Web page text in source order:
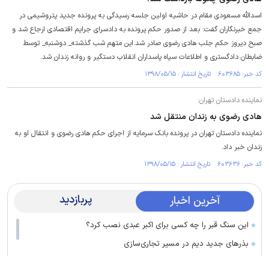
اسدالله مسعودی مقام در حاشیه اولین جلسه رسیدگی به پرونده جدید پتروشیمی در
جمع خبرنگاران گفت: بعد از صدور حکم پرونده به دادسرای جرایم اقتصادی ارجاع شد و
صبح دیروز حکم جلب هادی رضوی صادر شد.این متهم شب گذشته_ دوشنبه_ توسط
ضابطان دادگستری و اطلاعات سپاه پاسداران انقلاب دستگیر و روانه زندان شد.
کد خبر: ۶۰۳۶۸۵ تاریخ انتشار : ۱۳۹۸/۰۵/۱۵
نماینده دادستان تهران:
هادی رضوی به زندان منتقل شد
نماینده دادستان تهران در پرونده بانک سرمایه از اجرای حکم هادی رضوی و انتقال او به
زندان خبر داد.
کد خبر: ۶۰۳۶۳۶ تاریخ انتشار : ۱۳۹۸/۰۵/۱۵
آخرین اخبار پربازدید
این سنگ قبر را چه کسی برای اکبر عبدی نصب کرد؟
بذرهای جدید دیم در مسیر تجاری‌سازی